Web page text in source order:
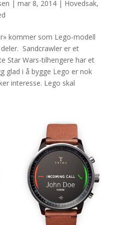
| mar 8, 2014| Hovedsak,
kommer som Lego-modell
Sandcrawler er et
Star Wars-tilhengere har et
glad i å bygge Lego er nok
interesse. Lego skal